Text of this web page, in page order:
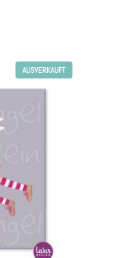
AUSVERKAUFT